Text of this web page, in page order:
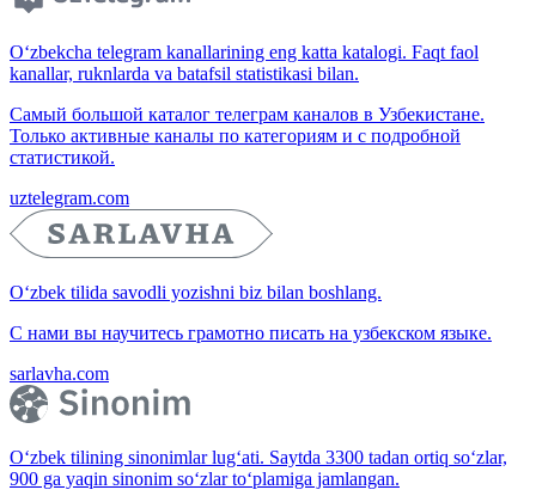
O‘zbekcha telegram kanallarining eng katta katalogi. Faqt faol
kanallar, ruknlarda va batafsil statistikasi bilan.
Самый большой каталог телеграм каналов в Узбекистане.
Только активные каналы по категориям и с подробной
статистикой.
uztelegram.com
O‘zbek tilida savodli yozishni biz bilan boshlang.
С нами вы научитесь грамотно писать на узбекском языке.
sarlavha.com
O‘zbek tilining sinonimlar lug‘ati. Saytda 3300 tadan ortiq so‘zlar,
900 ga yaqin sinonim so‘zlar to‘plamiga jamlangan.